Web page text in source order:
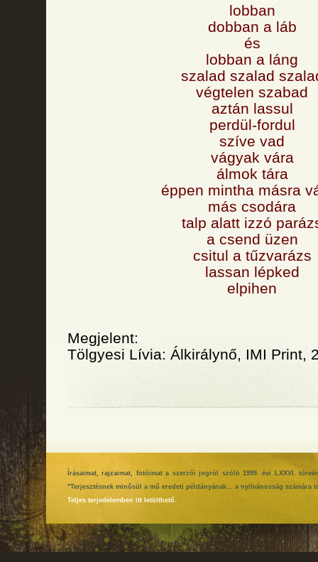
lobban
dobban a láb
és
lobban a láng
szalad szalad
végtelen szabad
aztán lassul
perdül-fordul
szíve vad
vágyak vára
álmok tára
éppen mintha másra
más csodára
talp alatt izzó
a csend üzen
csitul a tűzvarázs
lassan lépked
elpihen
Megjelent:
Tölgyesi Lívia: Álkirálynő, IMI Print,
Írásaimat, rajzaimat, fotóimat a szerzői jogról szóló 1999. évi LXXVI.
"Terjesztésnek minősül a mű eredeti példányának... a nyilvánosság
Teljes terjedelemben itt letölthető.